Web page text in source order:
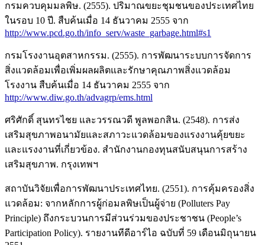
กรมควบคุมมลพิษ. (2555). ปริมาณขยะชุมชนของประเทศไทย
ในรอบ 10 ปี. สืบค้นเมื่อ 14 ธันวาคม 2555 จาก
http://www.pcd.go.th/info_serv/waste_garbage.html#s1
กรมโรงงานอุตสาหกรรม. (2555). การพัฒนาระบบการจัดการ
สิ่งแวดล้อมเพื่อเพิ่มผลผลิตและรักษาคุณภาพสิ่งแวดล้อม
โรงงาน สืบค้นเมื่อ 14 ธันวาคม 2555 จาก
http://www.diw.go.th/advagrp/ems.html
ศริศักดิ์ สุนทรไชย และวรรณวดี พูลพอกสิน. (2548). การส่ง
เสริมสุขภาพอนามัยและสภาวะแวดล้อมของแรงงานคุ้ยขยะ
และแรงงานที่เกี่ยวข้อง. สำนักงานกองทุนสนับสนุนการสร้าง
เสริมสุขภาพ. กรุงเทพฯ
สถาบันวิจัยเพื่อการพัฒนาประเทศไทย. (2551). การคุ้มครองสิ่ง
แวดล้อม: จากหลักการผู้ก่อมลพิษเป็นผู้จ่าย (Polluters Pay
Principle) ถึงกระบวนการมีส่วนร่วมของประชาชน (People’s
Participation Policy). รายงานทีดีอาร์ไอ ฉบับที่ 59 เดือนมิถุนายน